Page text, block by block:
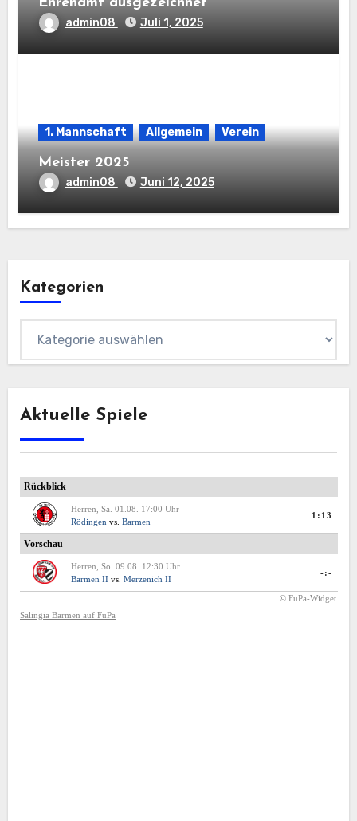
admin08 Juli 1, 2025
1. Mannschaft Allgemein Verein
Meister 2025
admin08 Juni 12, 2025
Kategorien
Aktuelle Spiele